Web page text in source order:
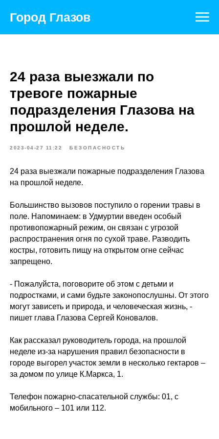
Город Глазов
24 раза выезжали по
тревоге пожарные
подразделения Глазова на
прошлой неделе.
2023-04-27 11:22 БЕЗОПАСНОСТЬ
24 раза выезжали пожарные подразделения Глазова
на прошлой неделе.
Большинство вызовов поступило о горении травы в
поле. Напоминаем: в Удмуртии введен особый
противопожарный режим, он связан с угрозой
распространения огня по сухой траве. Разводить
костры, готовить пищу на открытом огне сейчас
запрещено.
- Пожалуйста, поговорите об этом с детьми и
подростками, и сами будьте законопослушны. От этого
могут зависеть и природа, и человеческая жизнь, -
пишет глава Глазова Сергей Коновалов.
Как рассказал руководитель города, на прошлой
неделе из-за нарушения правил безопасности в
городе выгорел участок земли в несколько гектаров –
за домом по улице К.Маркса, 1.
Телефон пожарно-спасательной службы: 01, с
мобильного – 101 или 112.